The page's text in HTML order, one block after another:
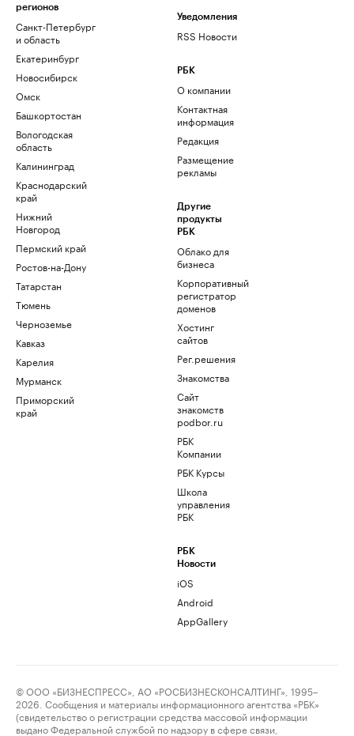
регионов
Санкт-Петербург
и область
Екатеринбург
Новосибирск
Омск
Башкортостан
Вологодская
область
Калининград
Краснодарский
край
Нижний
Новгород
Пермский край
Ростов-на-Дону
Татарстан
Тюмень
Черноземье
Кавказ
Карелия
Мурманск
Приморский
край
Уведомления
RSS Новости
РБК
О компании
Контактная
информация
Редакция
Размещение
рекламы
Другие
продукты
РБК
Облако для
бизнеса
Корпоративный
регистратор
доменов
Хостинг
сайтов
Рег.решения
Знакомства
Сайт
знакомств
podbor.ru
РБК
Компании
РБК Курсы
Школа
управления
РБК
РБК
Новости
iOS
Android
AppGallery
© ООО «БИЗНЕСПРЕСС», АО «РОСБИЗНЕСКОНСАЛТИНГ», 1995–
2026. Сообщения и материалы информационного агентства «РБК»
(свидетельство о регистрации средства массовой информации
выдано Федеральной службой по надзору в сфере связи,